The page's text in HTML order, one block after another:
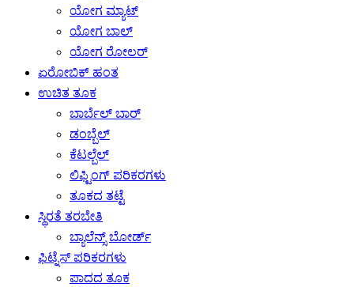
ಯೋಗ ಮ್ಯಾಟ್
ಯೋಗ ಬಾಲ್
ಯೋಗ ರೋಲರ್
ಏರೋಬಿಕ್ ಹಂತ
ಉಚಿತ ತೂಕ
ಬಾರ್ಬೆಲ್ ಬಾರ್
ಡಂಬ್ಬೆಲ್
ಕೆಟಲ್ಬೆಲ್
ಲಿಫ್ಟಿಂಗ್ ಪರಿಕರಗಳು
ತೂಕದ ತಟ್ಟೆ
ಸ್ಥಿರತೆ ತರಬೇತಿ
ಬ್ಯಾಲೆನ್ಸ್ ಬೋರ್ಡ್
ಫಿಟ್ನೆಸ್ ಪರಿಕರಗಳು
ಪಾದದ ತೂಕ